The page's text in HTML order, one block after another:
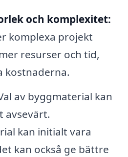
och komplexitet:
komplexa projekt
resurser och tid,
kostnaderna.
av byggmaterial kan
avsevärt.
kan initialt vara
kan också ge bättre